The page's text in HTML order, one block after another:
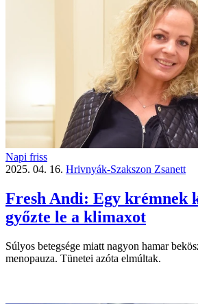
Napi friss
2025. 04. 16. Hrivnyák-Szakszon Zsanett
Fresh Andi: Egy krémnek
győzte le a klimaxot
Súlyos betegsége miatt nagyon hamar
menopauza. Tünetei azóta elmúltak.